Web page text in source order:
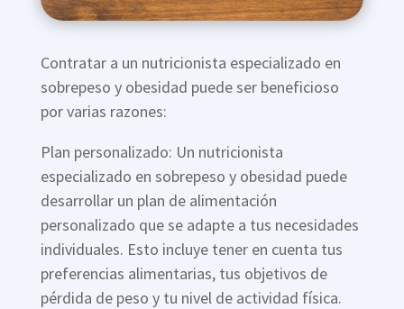
Contratar a un nutricionista especializado en
sobrepeso y obesidad puede ser beneficioso
por varias razones:
Plan personalizado: Un nutricionista
especializado en sobrepeso y obesidad puede
desarrollar un plan de alimentación
personalizado que se adapte a tus necesidades
individuales. Esto incluye tener en cuenta tus
preferencias alimentarias, tus objetivos de
pérdida de peso y tu nivel de actividad física.